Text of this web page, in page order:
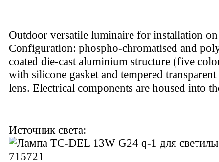
Outdoor versatile luminaire for installation
Configuration: phospho-chromatised and
coated die-cast aluminium structure (five
with silicone gasket and tempered
lens. Electrical components are housed into
Источник света: